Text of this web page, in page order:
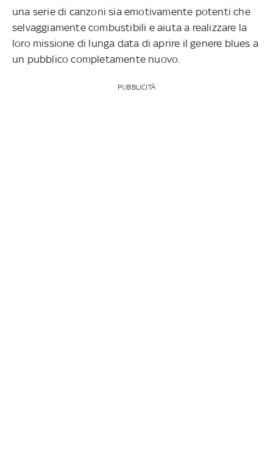
una serie di canzoni sia emotivamente potenti che
selvaggiamente combustibili e aiuta a realizzare la
loro missione di lunga data di aprire il genere blues a
un pubblico completamente nuovo.
PUBBLICITÀ